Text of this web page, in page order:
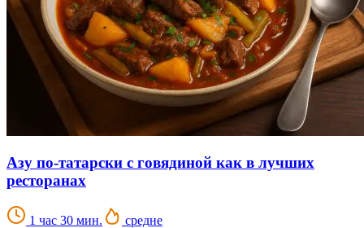
Азу по-татарски с говядиной как в лучших
ресторанах
1 час 30 мин. средне